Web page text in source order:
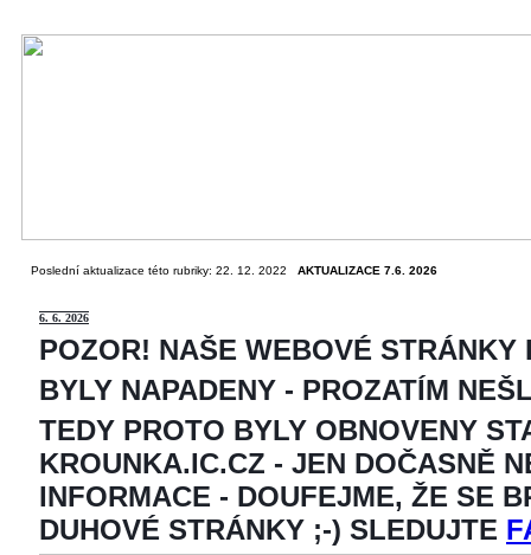
Poslední aktualizace této rubriky: 22. 12. 2022 AKTUALIZACE 7.6. 2026
6. 6. 2026
POZOR! NAŠE WEBOVÉ STRÁNKY
BYLY NAPADENY - PROZATÍM
TEDY PROTO BYLY OBNOVENY
KROUNKA.IC.CZ - JEN DOČASNĚ
INFORMACE - DOUFEJME, ŽE SE
DUHOVÉ STRÁNKY ;-) SLEDUJTE